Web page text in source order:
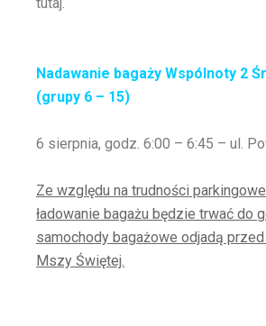
Nadawanie bagaży Wspólnoty 2
(grupy 6 – 15)
6 sierpnia, godz. 6:00 – 6:45 – ul.
Ze względu na trudności
ładowanie bagażu będzie trwać do
samochody bagażowe odjadą
Mszy Świętej.